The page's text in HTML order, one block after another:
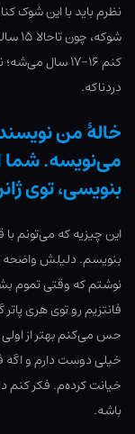
نظرم باید با این شوک
کنم ۱۶-۱۷
دردناکه.
خالۀ من
می‌نویسه. شما
بنویسی، توی
این چیزیه که می‌تونم
بنویسم. دلیلش واضحه
نوشتم که وقتی تموم
فانتزیم رو توی هری
حس می‌کنم بهتر از
خیلی دوست دارم و
خیانت کرده‌م. فکر کنم
باشه.